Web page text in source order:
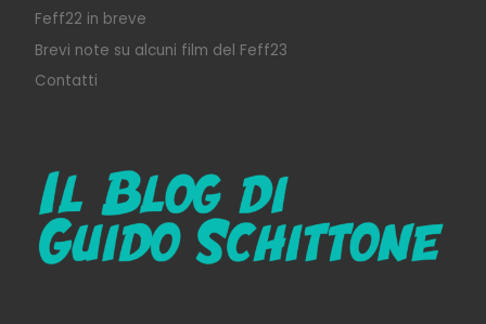
Feff22 in breve
Brevi note su alcuni film del Feff23
Contatti